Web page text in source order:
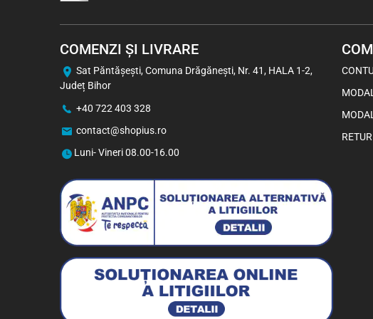
COMENZI ȘI LIVRARE
Sat Păntăşeşti, Comuna Drăgăneşti, Nr. 41, HALA 1-2,
Județ Bihor
+40 722 403 328
contact@shopius.ro
Luni- Vineri 08.00-16.00
RETUR